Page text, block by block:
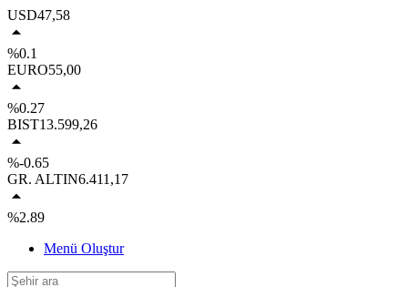
USD47,58
%0.1
EURO55,00
%0.27
BIST13.599,26
%-0.65
GR. ALTIN6.411,17
%2.89
Menü Oluştur